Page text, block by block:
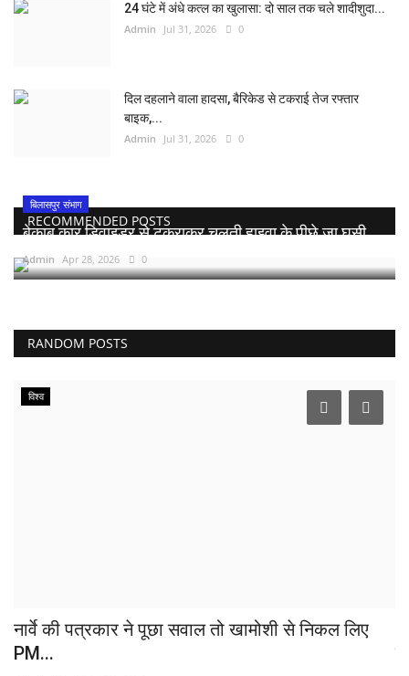
24 घंटे में अंधे कत्ल का खुलासा: दो साल तक चले शादीशुदा...
Admin Jul 31, 2026 0
दिल दहलाने वाला हादसा, बैरिकेड से टकराई तेज रफ्तार
बाइक,...
Admin Jul 31, 2026 0
RECOMMENDED POSTS
बिलासपुर संभाग
बेकाबू कार डिवाइडर से टकराकर चलती हाइवा के पीछे जा घुसी,...
Admin Apr 28, 2026 0
RANDOM POSTS
विश्व
नार्वे की पत्रकार ने पूछा सवाल तो खामोशी से निकल लिए
PM...